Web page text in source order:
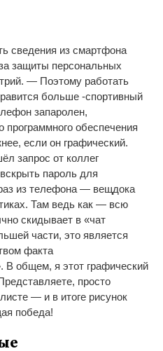
сведения из смартфона
защиты персональных
— Поэтому работать
больше -спортивный
запаролен,
обеспечения
если он графический.
запрос от коллег
пароль для
из телефона —вещдока
Там ведь как —всю
скидывает в «чат
части, это является
факта
. В общем, я этот графический
просто
листе —и в итоге рисунок
победа!